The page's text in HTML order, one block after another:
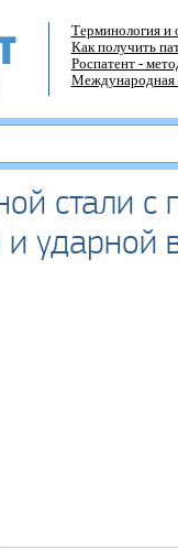
Терминология и
Как получить
Роспатент -
Международная
стали с
ударной